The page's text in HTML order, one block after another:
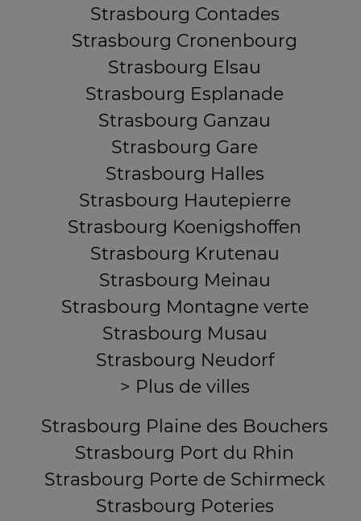
Strasbourg Contades
Strasbourg Cronenbourg
Strasbourg Elsau
Strasbourg Esplanade
Strasbourg Ganzau
Strasbourg Gare
Strasbourg Halles
Strasbourg Hautepierre
Strasbourg Koenigshoffen
Strasbourg Krutenau
Strasbourg Meinau
Strasbourg Montagne verte
Strasbourg Musau
Strasbourg Neudorf
> Plus de villes
Strasbourg Plaine des Bouchers
Strasbourg Port du Rhin
Strasbourg Porte de Schirmeck
Strasbourg Poteries